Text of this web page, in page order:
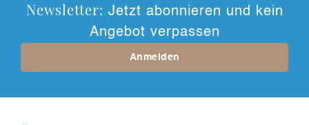
Newsletter: Jetzt abonnieren und kein
Angebot verpassen
Anmelden